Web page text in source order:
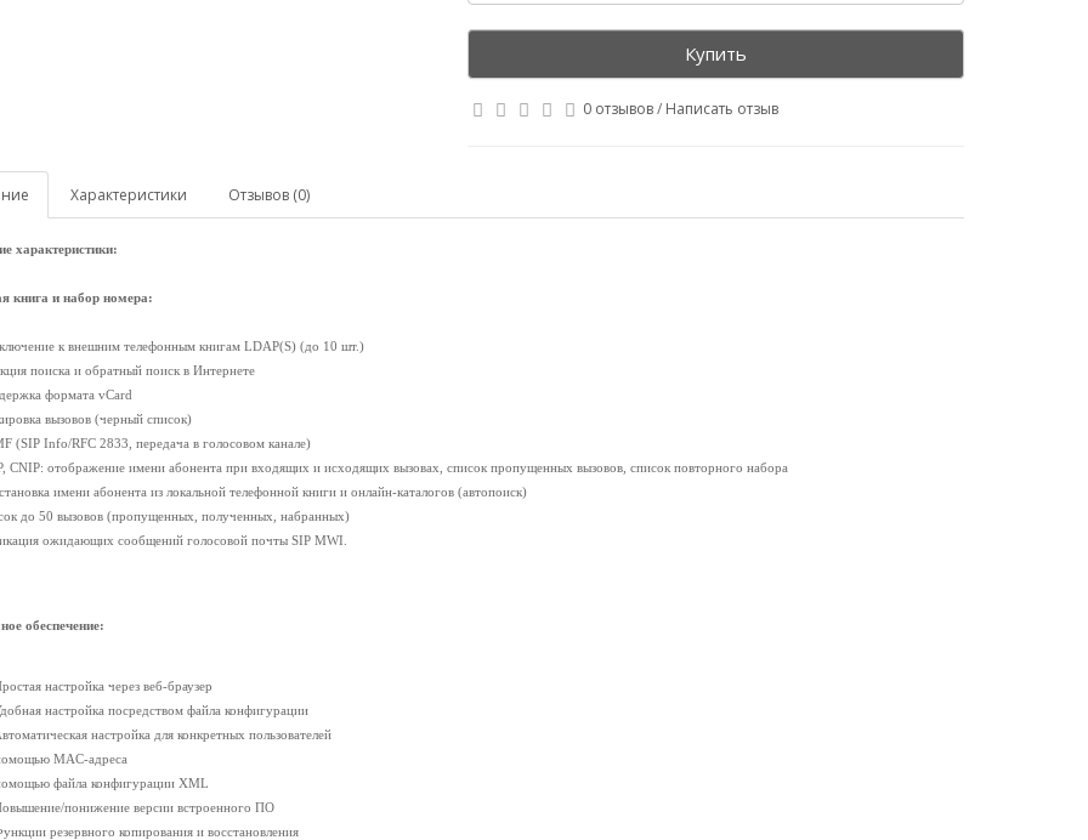
Купить
0 отзывов/ Написать отзыв
Характеристики Отзывов (0)
характеристики:
книга и набор номера:
к внешним телефонным книгам LDAP(S) (до 10 шт.)
поиска и обратный поиск в Интернете
формата vCard
вызовов (черный список)
(SIP Info/RFC 2833, передача в голосовом канале)
CNIP: отображение имени абонента при входящих и исходящих вызовах, список пропущенных вызовов, список повторного набора
имени абонента из локальной телефонной книги и онлайн-каталогов (автопоиск)
до 50 вызовов (пропущенных, полученных, набранных)
ожидающих сообщений голосовой почты SIP MWI.
обеспечение:
настройка через веб-браузер
настройка посредством файла конфигурации
настройка для конкретных пользователей
MAC-адреса
файла конфигурации XML
понижение версии встроенного ПО
резервного копирования и восстановления